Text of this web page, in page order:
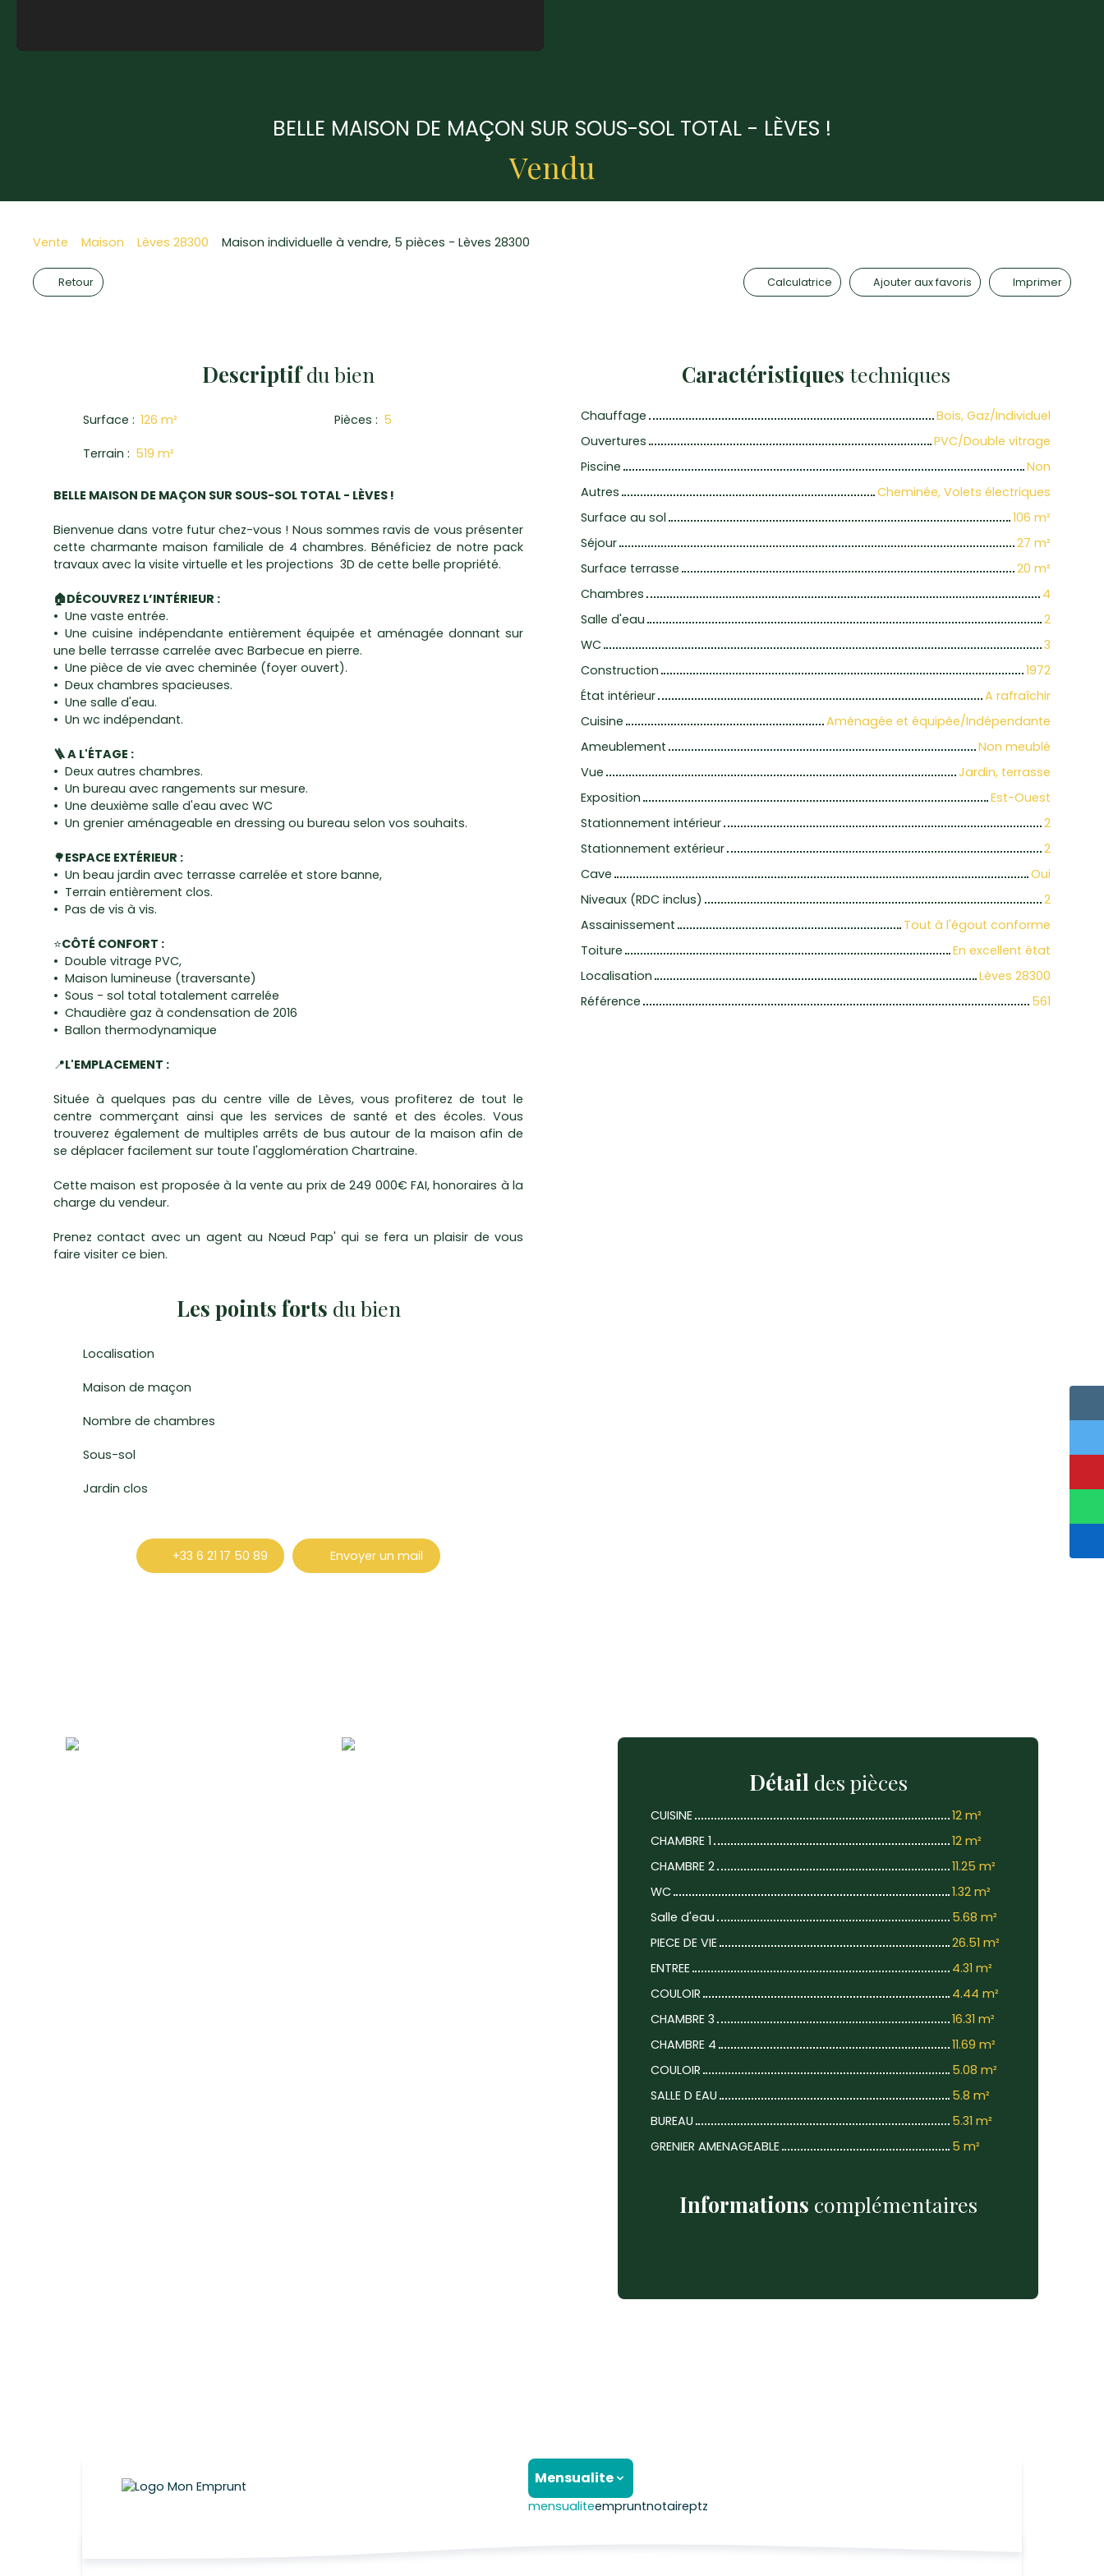
BELLE MAISON DE MAÇON SUR SOUS-SOL TOTAL - LÈVES !
Vendu
Vente Maison Lèves 28300 Maison individuelle à vendre, 5 pièces - Lèves 28300
Retour Calculatrice Ajouter aux favoris Imprimer
Descriptifdu bien
Surface : 126 m² Pièces : 5
Terrain : 519 m²
BELLE MAISON DE MAÇON SUR SOUS-SOL TOTAL - LÈVES !
Bienvenue dans votre futur chez-vous ! Nous sommes ravis de vous présenter
cette charmante maison familiale de 4 chambres. Bénéficiez de notre pack
travaux avec la visite virtuelle et les projections 3D de cette belle propriété.
🏠DÉCOUVREZ L’INTÉRIEUR :
Une vaste entrée.
Une cuisine indépendante entièrement équipée et aménagée donnant sur
une belle terrasse carrelée avec Barbecue en pierre.
Une pièce de vie avec cheminée (foyer ouvert).
Deux chambres spacieuses.
Une salle d'eau.
Un wc indépendant.
🪜 A L'ÉTAGE :
Deux autres chambres.
Un bureau avec rangements sur mesure.
Une deuxième salle d'eau avec WC
Un grenier aménageable en dressing ou bureau selon vos souhaits.
🌳ESPACE EXTÉRIEUR :
Un beau jardin avec terrasse carrelée et store banne,
Terrain entièrement clos.
Pas de vis à vis.
⭐CÔTÉ CONFORT :
Double vitrage PVC,
Maison lumineuse (traversante)
Sous - sol total totalement carrelée
Chaudière gaz à condensation de 2016
Ballon thermodynamique
📍L'EMPLACEMENT :
Située à quelques pas du centre ville de Lèves, vous profiterez de tout le
centre commerçant ainsi que les services de santé et des écoles. Vous
trouverez également de multiples arrêts de bus autour de la maison afin de
se déplacer facilement sur toute l'agglomération Chartraine.
Cette maison est proposée à la vente au prix de 249 000€ FAI, honoraires à la
charge du vendeur.
Prenez contact avec un agent au Nœud Pap' qui se fera un plaisir de vous
faire visiter ce bien.
Les points forts du bien
Localisation
Maison de maçon
Nombre de chambres
Sous-sol
Jardin clos
+33 6 21 17 50 89 Envoyer un mail
Caractéristiques techniques
Chauffage
Bois, Gaz/Individuel
Ouvertures
PVC/Double vitrage
Piscine
Non
Autres
Cheminée, Volets électriques
Surface au sol
106 m²
Séjour
27 m²
Surface terrasse
20 m²
Chambres
4
Salle d'eau
2
WC
3
Construction
1972
État intérieur
A rafraîchir
Cuisine
Aménagée et équipée/Indépendante
Ameublement
Non meublé
Vue
Jardin, terrasse
Exposition
Est-Ouest
Stationnement intérieur
2
Stationnement extérieur
2
Cave
Oui
Niveaux (RDC inclus)
2
Assainissement
Tout à l'égout conforme
Toiture
En excellent état
Localisation
Lèves 28300
Référence
561
Détail des pièces
CUISINE
12 m²
CHAMBRE 1
12 m²
CHAMBRE 2
11.25 m²
WC
1.32 m²
Salle d'eau
5.68 m²
PIECE DE VIE
26.51 m²
ENTREE
4.31 m²
COULOIR
4.44 m²
CHAMBRE 3
16.31 m²
CHAMBRE 4
11.69 m²
COULOIR
5.08 m²
SALLE D EAU
5.8 m²
BUREAU
5.31 m²
GRENIER AMENAGEABLE
5 m²
Informations complémentaires
Mensualite
mensualiteempruntnotaireptz